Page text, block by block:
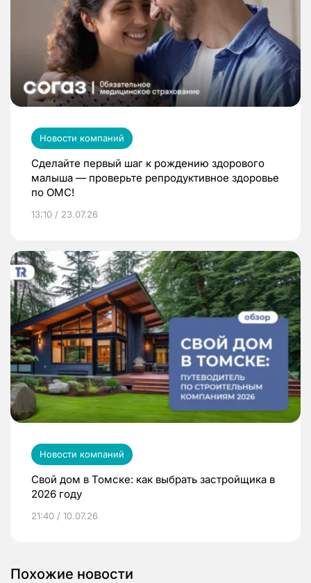
Новости компаний
Сделайте первый шаг к рождению здорового
малыша — проверьте репродуктивное здоровье
по ОМС!
13:10 / 23.07.26
Новости компаний
Свой дом в Томске: как выбрать застройщика в
2026 году
21:40 / 10.07.26
Похожие новости